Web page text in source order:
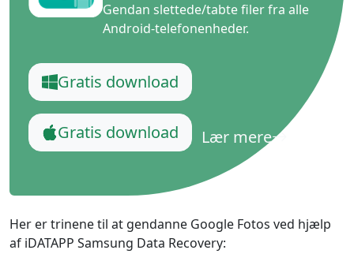
Gendan slettede/tabte filer fra alle
Android-telefonenheder.
Gratis download
Gratis download Lær mere
Her er trinene til at gendanne Google Fotos ved hjælp
af iDATAPP Samsung Data Recovery: